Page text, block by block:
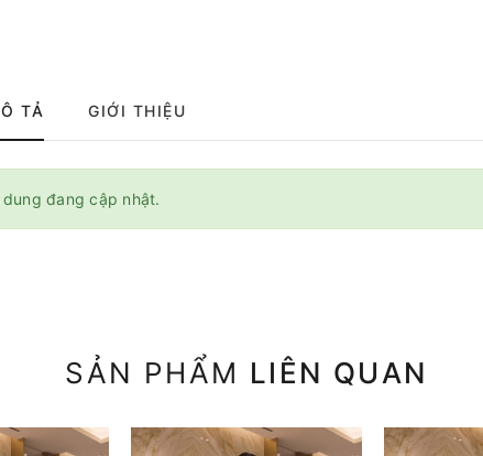
TẢ GIỚI THIỆU
dung đang cập nhật.
SẢN PHẨM LIÊN QUAN